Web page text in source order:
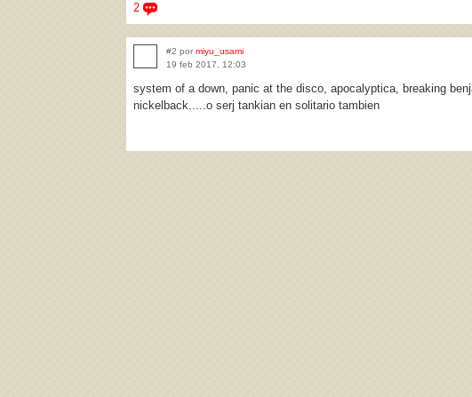
2
#2 por miyu_usami
19 feb 2017, 12:03
system of a down, panic at the disco, apocalyptica, breaking
nickelback.....o serj tankian en solitario tambien